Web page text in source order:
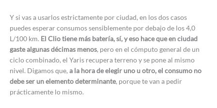
Y si vas a usarlos estrictamente por ciudad, en los dos casos
puedes esperar consumos sensiblemente por debajo de los 4,0
L/100 km. El Clio tiene más batería, sí, y eso hace que en ciudad
gaste algunas décimas menos, pero en el cómputo general de un
ciclo combinado, el Yaris recupera terreno y se pone al mismo
nivel. Digamos que, a la hora de elegir uno u otro, el consumo no
debe ser un elemento determinante, porque te van a pedir
prácticamente lo mismo.